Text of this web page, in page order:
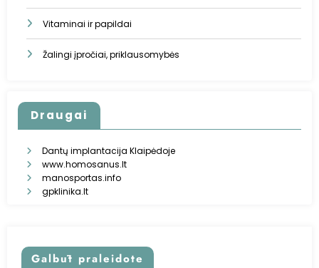
Vitaminai ir papildai
Žalingi įpročiai, priklausomybės
Draugai
Dantų implantacija Klaipėdoje
www.homosanus.lt
manosportas.info
gpklinika.lt
Galbūt praleidote